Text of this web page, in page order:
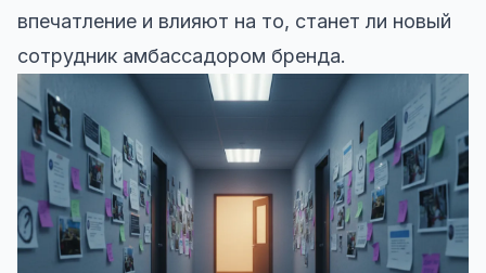
впечатление и влияют на то, станет ли новый
сотрудник амбассадором бренда.